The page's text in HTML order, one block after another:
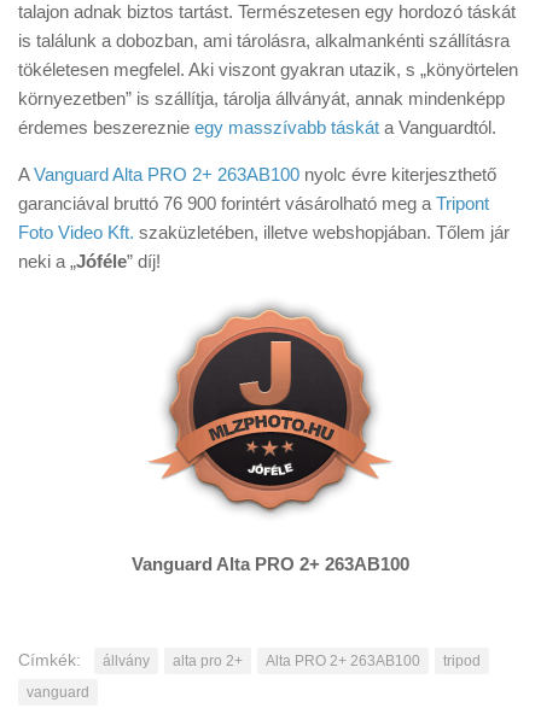
talajon adnak biztos tartást. Természetesen egy hordozó táskát
is találunk a dobozban, ami tárolásra, alkalmankénti szállításra
tökéletesen megfelel. Aki viszont gyakran utazik, s „könyörtelen
környezetben” is szállítja, tárolja állványát, annak mindenképp
érdemes beszereznie egy masszívabb táskát a Vanguardtól.
AVanguard Alta PRO 2+ 263AB100 nyolc évre kiterjeszthető
garanciával bruttó 76 900 forintért vásárolható meg a Tripont
Foto Video Kft. szaküzletében, illetve webshopjában. Tőlem jár
neki a „Jóféle” díj!
Vanguard Alta PRO 2+ 263AB100
Címkék: állvány alta pro 2+ Alta PRO 2+ 263AB100
tripod
vanguard